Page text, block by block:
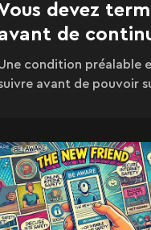
devez
de
condition préalable
avant de pouvoir